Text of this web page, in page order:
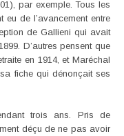
par exemple. Tous les
eu de l’avancement entre
de Gallieni qui avait
D’autres pensent que
en 1914, et Maréchal
fiche qui dénonçait ses
trois ans. Pris de
déçu de ne pas avoir